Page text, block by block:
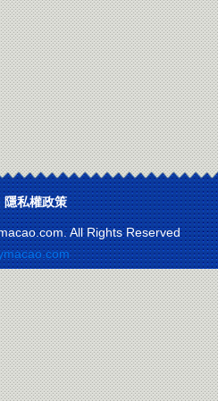
隱私權政策
All Rights Reserved